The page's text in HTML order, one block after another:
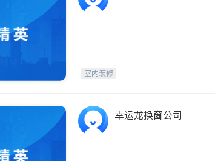
室内装修
幸运龙换窗公司